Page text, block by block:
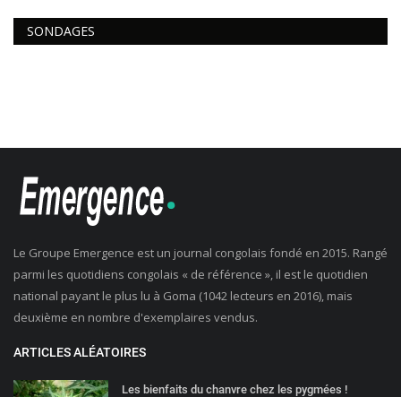
SONDAGES
Le Groupe Emergence est un journal congolais fondé en 2015. Rangé
parmi les quotidiens congolais « de référence », il est le quotidien
national payant le plus lu à Goma (1042 lecteurs en 2016), mais
deuxième en nombre d'exemplaires vendus.
ARTICLES ALÉATOIRES
Les bienfaits du chanvre chez les pygmées !